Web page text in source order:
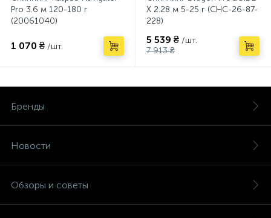
Pro 3.6 м 120-180 г
(20061040)
1 070 ₴ /шт.
X 2.28 м 5-25 г (CHC-26-87-
228)
5 539 ₴ /шт.
7 913 ₴
Бренды
Новости
Обзоры и советы